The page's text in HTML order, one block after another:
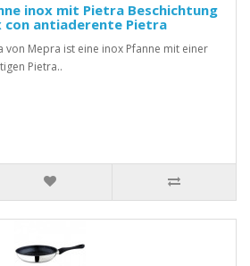
inox mit Pietra Beschichtung
con antiaderente Pietra
von Mepra ist eine inox Pfanne mit einer
Pietra..